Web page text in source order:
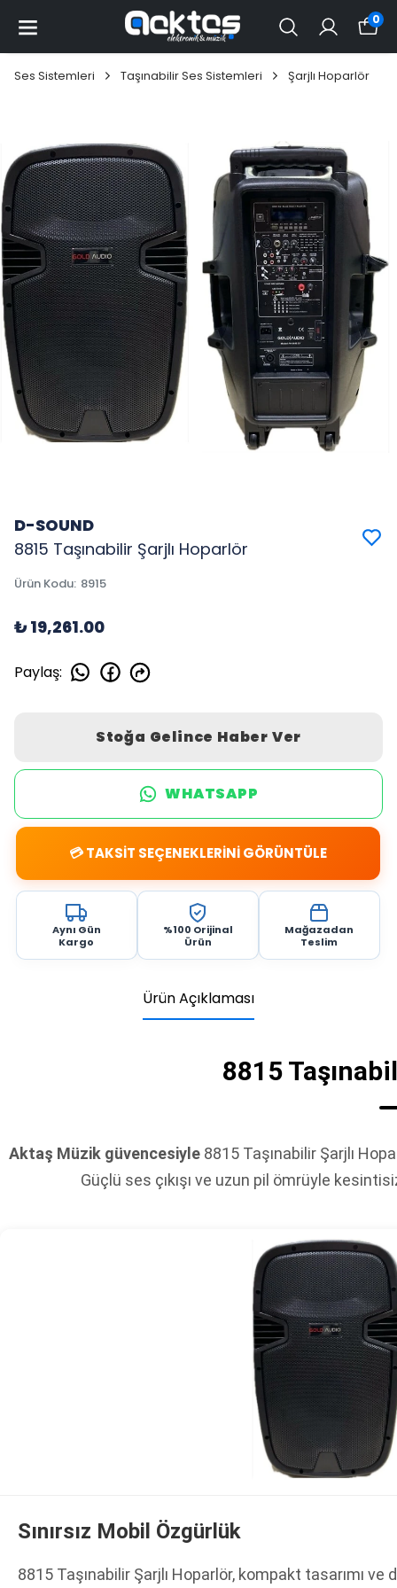
0
Ses Sistemleri Taşınabilir Ses Sistemleri Şarjlı Hoparlör
D-SOUND
8815 Taşınabilir Şarjlı Hoparlör
Ürün Kodu: 8915
₺ 19,261.00
Paylaş:
Stoğa Gelince Haber Ver
WHATSAPP
💳 TAKSİT SEÇENEKLERİNİ GÖRÜNTÜLE
Aynı Gün
Kargo
%100 Orijinal
Ürün
Mağazadan
Teslim
Ürün Açıklaması
8815
Aktaş Müzik güvencesiyle8815 Taşınabilir Şarjlı
Güçlü ses çıkışı ve uzun pil ömrüyle
Sınırsız Mobil Özgürlük
8815 Taşınabilir Şarjlı Hoparlör, kompakt tasarımı